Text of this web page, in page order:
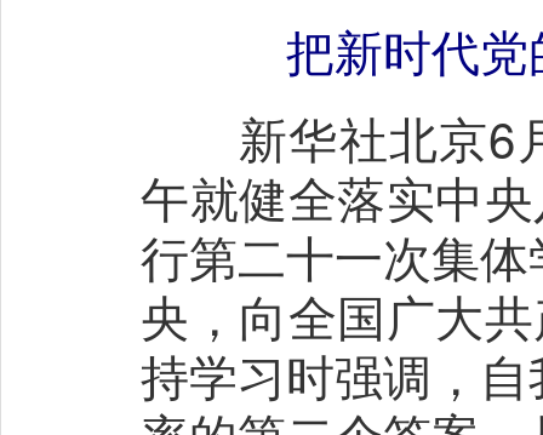
把新时代
新华社北京6
午就健全落实中
行第二十一次集
央，向全国广大
持学习时强调，